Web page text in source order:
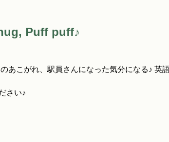
Puff puff♪
あこがれ、駅員さんになった気分になる♪ 英
さい♪